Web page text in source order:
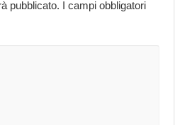
pubblicato. I campi obbligatori